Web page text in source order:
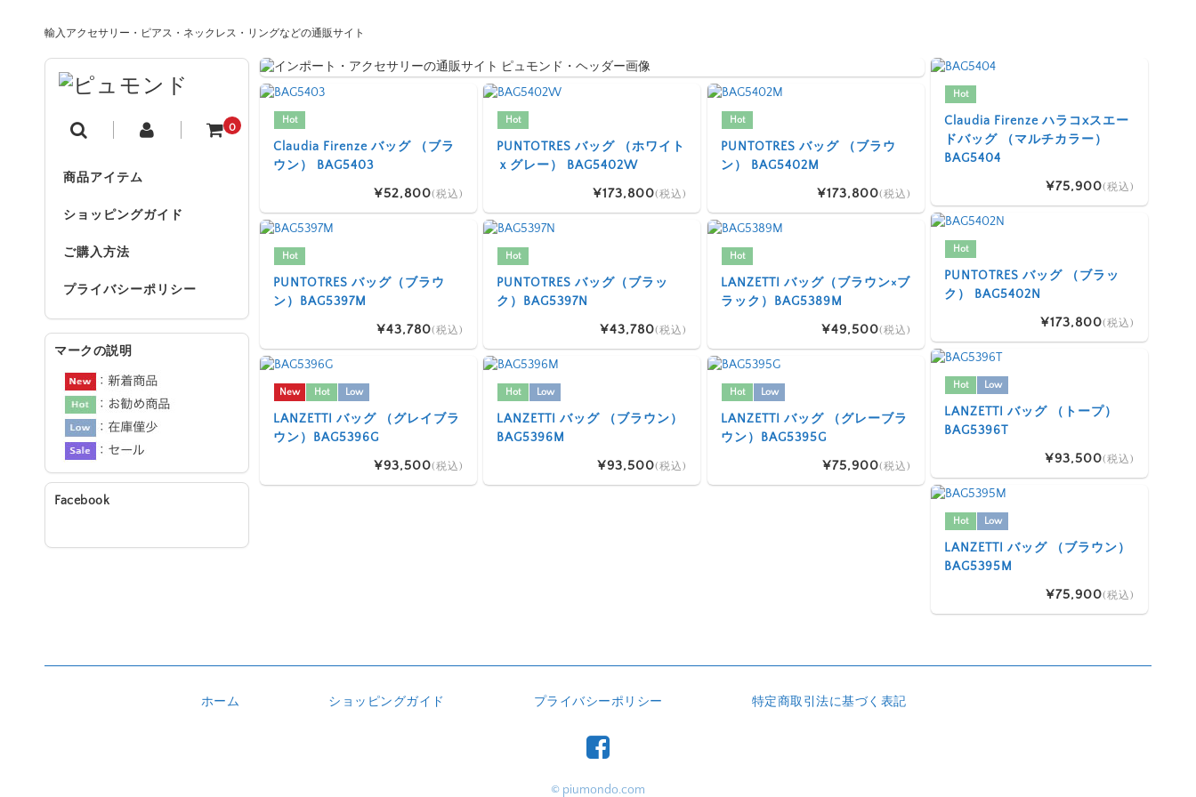
輸入アクセサリー・ピアス・ネックレス・リングなどの通販サイト
0
商品アイテム
ショッピングガイド
ご購入方法
プライバシーポリシー
Hot
Claudia Firenze ハラコxスエー
ドバッグ （マルチカラー）
BAG5404
¥75,900(税込)
Hot
Claudia Firenze バッグ （ブラ
ウン） BAG5403
¥52,800(税込)
Hot
PUNTOTRES バッグ （ホワイト
ｘグレー） BAG5402W
¥173,800(税込)
Hot
PUNTOTRES バッグ （ブラウ
ン） BAG5402M
¥173,800(税込)
Hot
PUNTOTRES バッグ （ブラッ
ク） BAG5402N
¥173,800(税込)
Hot
PUNTOTRES バッグ（ブラウ
ン）BAG5397M
¥43,780(税込)
Hot
PUNTOTRES バッグ（ブラッ
ク）BAG5397N
¥43,780(税込)
Hot
LANZETTI バッグ（ブラウン×ブ
ラック）BAG5389M
¥49,500(税込)
Hot Low
LANZETTI バッグ （トープ）
BAG5396T
¥93,500(税込)
New Hot Low
LANZETTI バッグ （グレイブラ
ウン）BAG5396G
¥93,500(税込)
Hot Low
LANZETTI バッグ （ブラウン）
BAG5396M
¥93,500(税込)
Hot Low
LANZETTI バッグ （グレーブラ
ウン）BAG5395G
¥75,900(税込)
Hot Low
LANZETTI バッグ （ブラウン）
BAG5395M
¥75,900(税込)
マークの説明
Facebook
ホーム ショッピングガイド プライバシーポリシー 特定商取引法に基づく表記
© piumondo.com